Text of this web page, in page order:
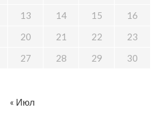
13 14 15
16
20 21 22
23
27 28 29
30
« Июл